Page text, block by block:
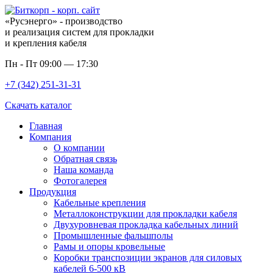
«Русэнерго» - производство
и реализация систем для прокладки
и крепления кабеля
Пн - Пт 09:00 — 17:30
+7 (342) 251-31-31
Скачать каталог
Главная
Компания
О компании
Обратная связь
Наша команда
Фотогалерея
Продукция
Кабельные крепления
Металлоконструкции для прокладки кабеля
Двухуровневая прокладка кабельных линий
Промышленные фальшполы
Рамы и опоры кровельные
Коробки транспозиции экранов для силовых
кабелей 6-500 кВ